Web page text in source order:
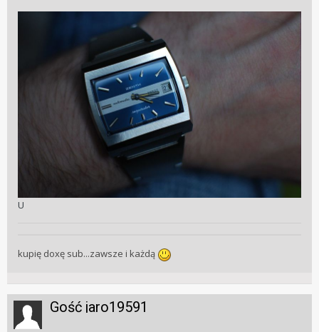
U
kupię doxę sub...zawsze i każdą
Gość jaro19591